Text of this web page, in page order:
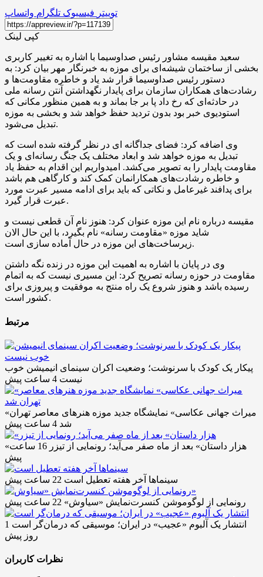
توییتر فیسبوک تلگرام واتساپ
کپی لینک
سعید مقیسه مشاور رئیس صداوسیما با اشاره به تغییر کاربری
بخشی از ساختمان شیشه‌ای برای موزه به خبرنگار مهر بیان کرد: به
دستور رئیس صداوسیما قرار شد یاد و خاطره مقاومت‌ها و
رشادت‌های همکاران سازمان برای پایدار نگهداشتن آنتن رسانه ملی
در حادثه‌ای که رخ داد پا بر جا بماند و به همین منظور مکانی که
استودیوی خبر بود بدون تردید حفظ خواهد شد و بخشی به موزه
تبدیل می‌شود.
وی اضافه کرد: فضای جداگانه ای در نظر گرفته شده است که
تبدیل به موزه خواهد شد و ابعاد مختلف یک جنگ رسانه‌ای و یک
مقاومت پایدار را به تصویر می‌کشد. امیدواریم این اقدام به حفظ یاد
و خاطره رشادت‌های همکارانمان کمک کند و کارگاهی هم باشد
برای پدافند غیرعامل و نکاتی که باید برای ادامه مسیر عبرت مورد
عبرت قرار گیرد.
مقیسه درباره نام این موزه عنوان کرد: هنوز نام آن قطعی نیست و
شاید موزه «مقاومت رسانه» نام بگیرد، با این حال الان
زیرساخت‌های این موزه در حال آماده سازی است.
وی در پایان با اشاره به اهمیت این موزه در زنده نگه داشتن
مقاومت در حوزه رسانه تصریح کرد: این مسیری نیست که به اتمام
رسیده باشد و هنوز شروع یک راه منتج به موفقیت و پیروزی برای
کشور است.
مرتبط
پیکار یک کودک با سرنوشت؛ وضعیت اکران سینمای انیمیشن خوب
نیست 4 ساعت پیش
«میراث جهانی عکاسی» نمایشگاه جدید موزه هنرهای معاصر تهران
شد 4 ساعت پیش
«هزار داستان» بعد از ماه صفر می‌آید؛ رونمایی از تیزر
16 ساعت
پیش
سینماها آخر هفته تعطیل است 22 ساعت پیش
رونمایی از لوگوموشن کنسرت‌نمایش «سیاوش» 22 ساعت پیش
انتشار یک آلبوم «عجیب» در ایران؛ موسیقی که درمان‌گر است 1
روز پیش
نظرات کاربران